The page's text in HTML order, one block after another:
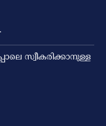
സ്വീകരിക്കാനുള്ള